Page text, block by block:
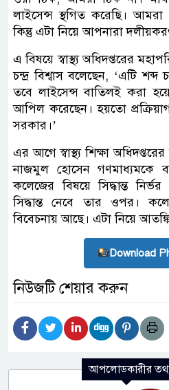
লাইসেন্স স্থগিত করেছি।
কিন্তু এটা নিয়ে আপনারা
এ বিষয়ে স্বাস্থ্য অধিদপ্তরের
চন্দ্র বিশ্বাস বলেছেন, ‘এটি
তবে লাইসেন্স বাতিলই করা
আপিল করেছেন। হয়তো
সরকার।’
এর আগে স্বাস্থ্য শিক্ষা
নাজমুল হোসেন গণমাধ্যমকে
কলেজের বিষয়ে সিদ্ধান্ত
সিদ্ধান্ত নেবে তার ওপর।
বিবেচনায় আছে। এটা নিয়ে
Download
নিউজটি শেয়ার করুন
আপলোডকারীর